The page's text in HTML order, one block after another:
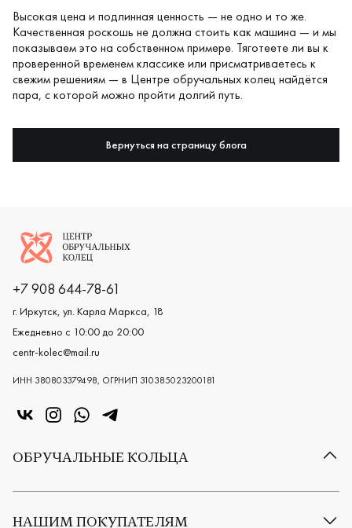
Высокая цена и подлинная ценность — не одно и то же.
Качественная роскошь не должна стоить как машина — и мы
показываем это на собственном примере. Тяготеете ли вы к
проверенной временем классике или присматриваетесь к
свежим решениям — в Центре обручальных колец найдётся
пара, с которой можно пройти долгий путь.
Вернуться на страницу блога
Логотип компании
+7 908 644-78-61
г. Иркутск, ул. Карла Маркса, 18
Ежедневно с 10:00 до 20:00
centr-kolec@mail.ru
ИНН 380803379498, ОГРНИП 310385023200181
«Центр колец» в VK
«Центр колец» в Instagram
«Центр колец» в Whatsapp
«Центр колец» в Telegram
ОБРУЧАЛЬНЫЕ КОЛЬЦА
Все обручальные кольца
НАШИМ ПОКУПАТЕЛЯМ